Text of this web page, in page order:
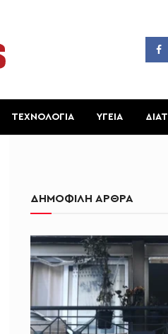
ΤΕΧΝΟΛΟΓΙΑ ΥΓΕΙΑ
ΔΗΜΟΦΙΛΗ ΑΡΘΡΑ